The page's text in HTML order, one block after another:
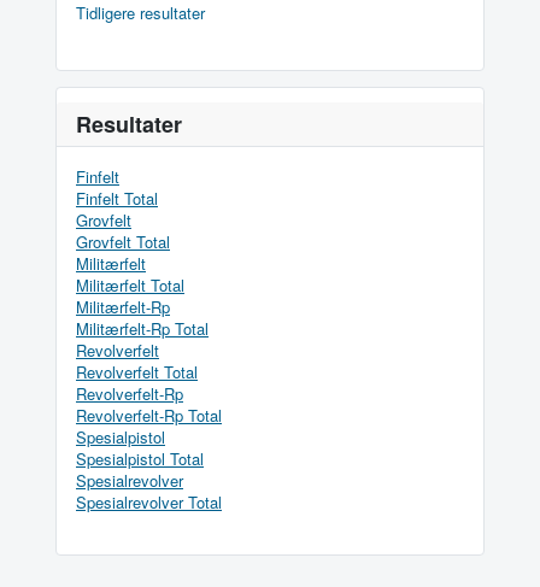
Tidligere resultater
Resultater
Finfelt
Finfelt Total
Grovfelt
Grovfelt Total
Militærfelt
Militærfelt Total
Militærfelt-Rp
Militærfelt-Rp Total
Revolverfelt
Revolverfelt Total
Revolverfelt-Rp
Revolverfelt-Rp Total
Spesialpistol
Spesialpistol Total
Spesialrevolver
Spesialrevolver Total